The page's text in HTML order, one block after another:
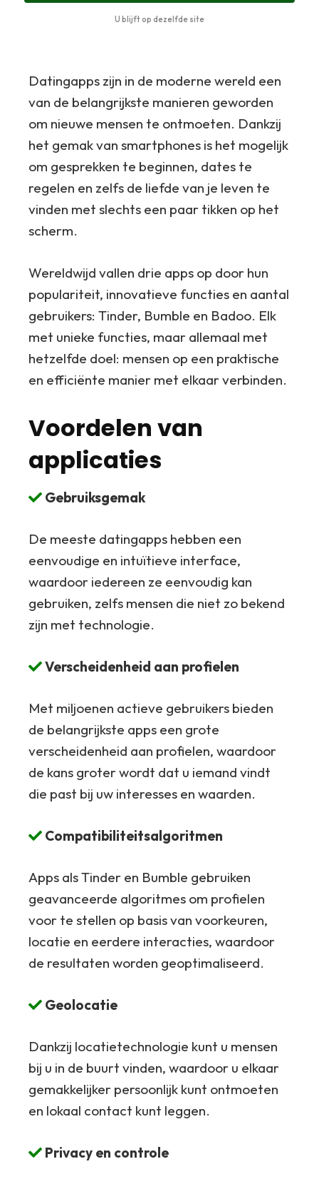
U blijft op dezelfde site
Datingapps zijn in de moderne wereld een
van de belangrijkste manieren geworden
om nieuwe mensen te ontmoeten. Dankzij
het gemak van smartphones is het mogelijk
om gesprekken te beginnen, dates te
regelen en zelfs de liefde van je leven te
vinden met slechts een paar tikken op het
scherm.
Wereldwijd vallen drie apps op door hun
populariteit, innovatieve functies en aantal
gebruikers: Tinder, Bumble en Badoo. Elk
met unieke functies, maar allemaal met
hetzelfde doel: mensen op een praktische
en efficiënte manier met elkaar verbinden.
Voordelen van
applicaties
Gebruiksgemak
De meeste datingapps hebben een
eenvoudige en intuïtieve interface,
waardoor iedereen ze eenvoudig kan
gebruiken, zelfs mensen die niet zo bekend
zijn met technologie.
Verscheidenheid aan profielen
Met miljoenen actieve gebruikers bieden
de belangrijkste apps een grote
verscheidenheid aan profielen, waardoor
de kans groter wordt dat u iemand vindt
die past bij uw interesses en waarden.
Compatibiliteitsalgoritmen
Apps als Tinder en Bumble gebruiken
geavanceerde algoritmes om profielen
voor te stellen op basis van voorkeuren,
locatie en eerdere interacties, waardoor
de resultaten worden geoptimaliseerd.
Geolocatie
Dankzij locatietechnologie kunt u mensen
bij u in de buurt vinden, waardoor u elkaar
gemakkelijker persoonlijk kunt ontmoeten
en lokaal contact kunt leggen.
Privacy en controle